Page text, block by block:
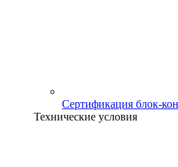
Сертификация блок-
Технические условия